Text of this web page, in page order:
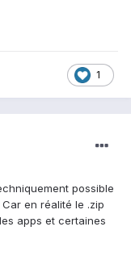
1
possible
en réalité le .zip
apps et certaines